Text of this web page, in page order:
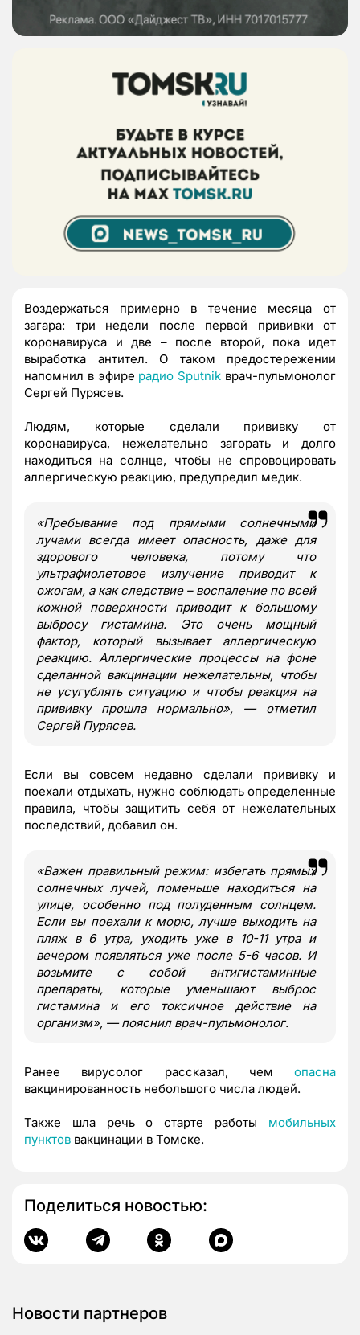
Воздержаться примерно в течение месяца от
загара: три недели после первой прививки от
коронавируса и две – после второй, пока идет
выработка антител. О таком предостережении
напомнил в эфире радио Sputnik врач-пульмонолог
Сергей Пурясев.
Людям, которые сделали прививку от
коронавируса, нежелательно загорать и долго
находиться на солнце, чтобы не спровоцировать
аллергическую реакцию, предупредил медик.
«Пребывание под прямыми солнечными
лучами всегда имеет опасность, даже для
здорового человека, потому что
ультрафиолетовое излучение приводит к
ожогам, а как следствие – воспаление по всей
кожной поверхности приводит к большому
выбросу гистамина. Это очень мощный
фактор, который вызывает аллергическую
реакцию. Аллергические процессы на фоне
сделанной вакцинации нежелательны, чтобы
не усугублять ситуацию и чтобы реакция на
прививку прошла нормально», — отметил
Сергей Пурясев.
Если вы совсем недавно сделали прививку и
поехали отдыхать, нужно соблюдать определенные
правила, чтобы защитить себя от нежелательных
последствий, добавил он.
«Важен правильный режим: избегать прямых
солнечных лучей, поменьше находиться на
улице, особенно под полуденным солнцем.
Если вы поехали к морю, лучше выходить на
пляж в 6 утра, уходить уже в 10-11 утра и
вечером появляться уже после 5-6 часов. И
возьмите с собой антигистаминные
препараты, которые уменьшают выброс
гистамина и его токсичное действие на
организм», — пояснил врач-пульмонолог.
Ранее вирусолог рассказал, чем опасна
вакцинированность небольшого числа людей.
Также шла речь о старте работы мобильных
пунктов вакцинации в Томске.
Поделиться новостью:
Новости партнеров